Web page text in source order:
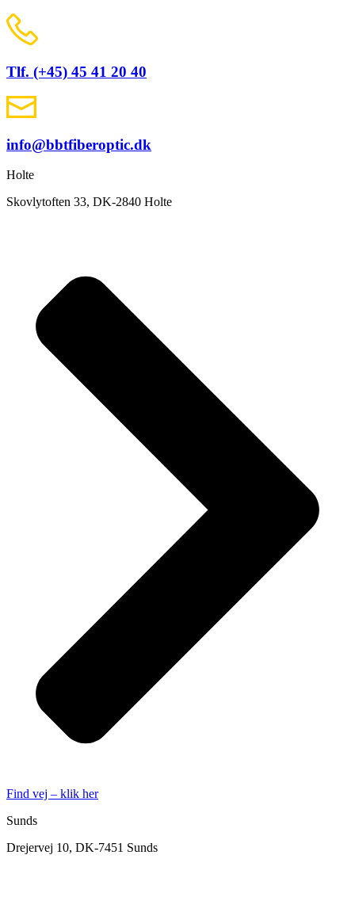
Tlf. (+45) 45 41 20 40
info@bbtfiberoptic.dk
Holte
Skovlytoften 33, DK-2840 Holte
Find vej – klik her
Sunds
Drejervej 10, DK-7451 Sunds